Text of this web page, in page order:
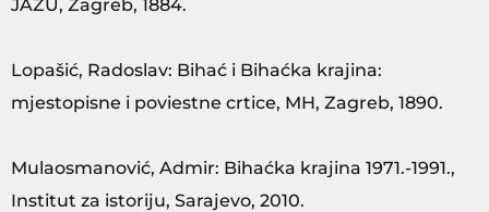
JAZU, Zagreb, 1884.
Lopašić, Radoslav: Bihać i Bihaćka krajina:
mjestopisne i poviestne crtice, MH, Zagreb, 1890.
Mulaosmanović, Admir: Bihaćka krajina 1971.-1991.,
Institut za istoriju, Sarajevo, 2010.